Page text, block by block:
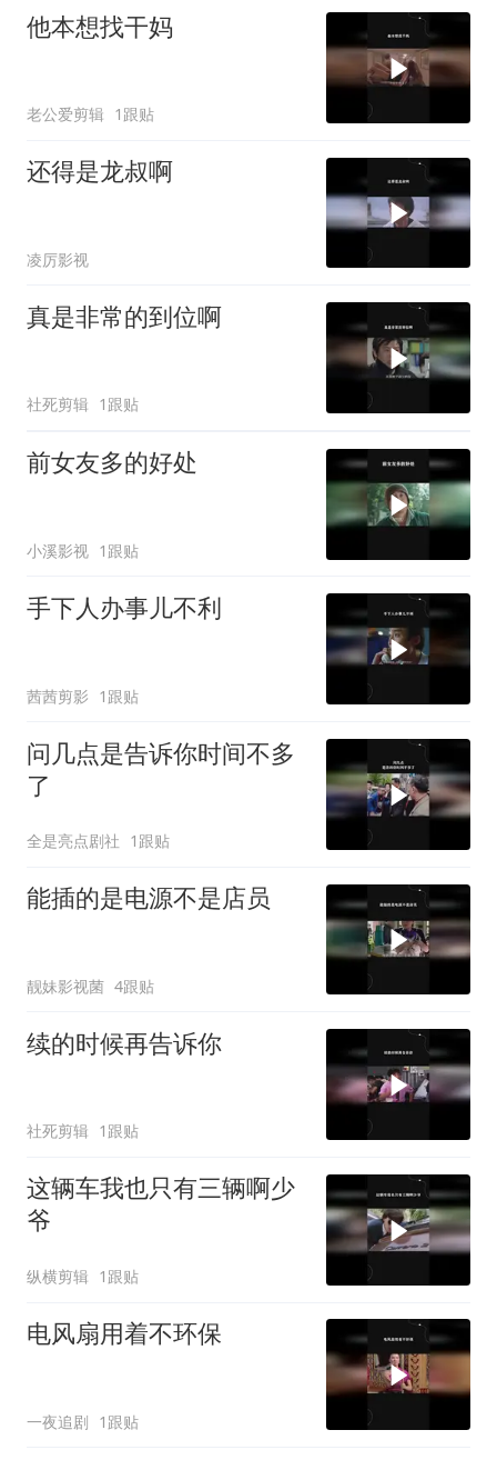
他本想找干妈
老公爱剪辑 1跟贴
还得是龙叔啊
凌厉影视
真是非常的到位啊
社死剪辑 1跟贴
前女友多的好处
小溪影视 1跟贴
手下人办事儿不利
茜茜剪影 1跟贴
问几点是告诉你时间不多
了
全是亮点剧社 1跟贴
能插的是电源不是店员
靓妹影视菌 4跟贴
续的时候再告诉你
社死剪辑 1跟贴
这辆车我也只有三辆啊少
爷
纵横剪辑 1跟贴
电风扇用着不环保
一夜追剧 1跟贴